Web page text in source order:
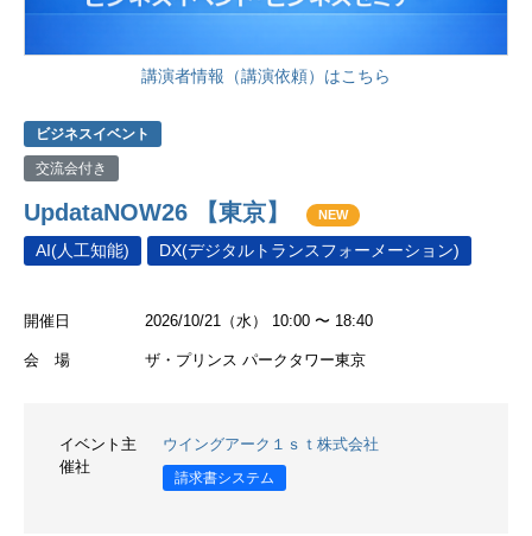
講演者情報（講演依頼）はこちら
ビジネスイベント
交流会付き
UpdataNOW26 【東京】 NEW
AI(人工知能) DX(デジタルトランスフォーメーション)
開催日 2026/10/21（水） 10:00 〜 18:40
会 場 ザ・プリンス パークタワー東京
イベント主
催社
ウイングアーク１ｓｔ株式会社
請求書システム